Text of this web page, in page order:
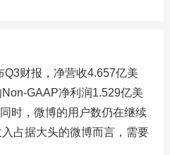
Q3财报，净营收4.657亿美
GAAP净利润1.529亿美
时，微博的用户数仍在继续
占据大头的微博而言，需要